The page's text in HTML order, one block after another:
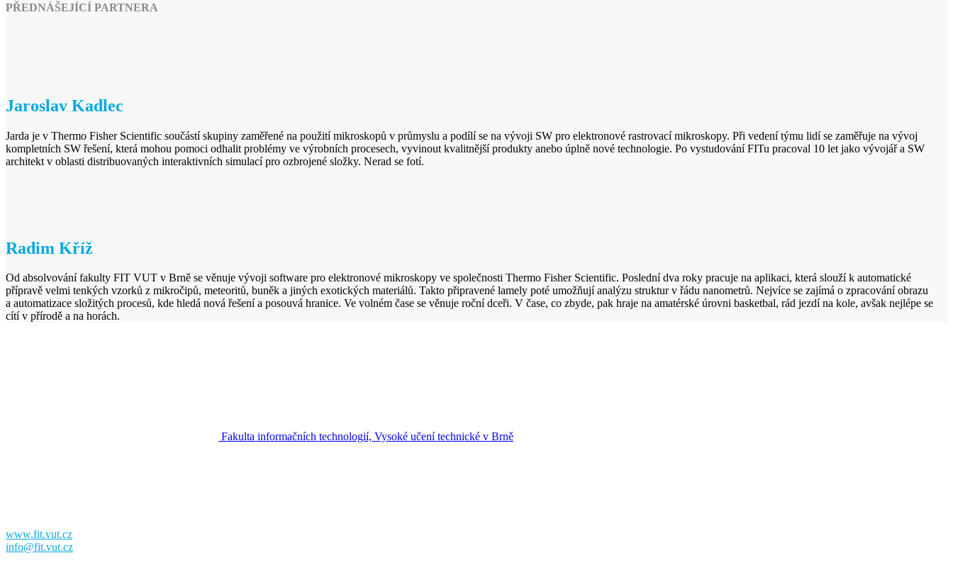
PŘEDNÁŠEJÍCÍ PARTNERA
Jaroslav Kadlec
Jarda je v Thermo Fisher Scientific součástí skupiny zaměřené na použití mikroskopů v průmyslu a podílí se na vývoji SW pro elektronové rastrovací mikroskopy. Při vedení týmu lidí se zaměřuje na vývoj
kompletních SW řešení, která mohou pomoci odhalit problémy ve výrobních procesech, vyvinout kvalitnější produkty anebo úplně nové technologie. Po vystudování FITu pracoval 10 let jako vývojář a SW
architekt v oblasti distribuovaných interaktivních simulací pro ozbrojené složky. Nerad se fotí.
Radim Kříž
Od absolvování fakulty FIT VUT v Brně se věnuje vývoji software pro elektronové mikroskopy ve společnosti Thermo Fisher Scientific. Poslední dva roky pracuje na aplikaci, která slouží k automatické
přípravě velmi tenkých vzorků z mikročipů, meteoritů, buněk a jiných exotických materiálů. Takto připravené lamely poté umožňují analýzu struktur v řádu nanometrů. Nejvíce se zajímá o zpracování obrazu
a automatizace složitých procesů, kde hledá nová řešení a posouvá hranice. Ve volném čase se věnuje roční dceři. V čase, co zbyde, pak hraje na amatérské úrovni basketbal, rád jezdí na kole, avšak nejlépe se
cítí v přírodě a na horách.
Fakulta informačních technologií, Vysoké učení technické v Brně
www.fit.vut.cz
info@fit.vut.cz